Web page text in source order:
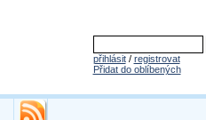
přihlásit/ registrovat
Přidat do oblíbených